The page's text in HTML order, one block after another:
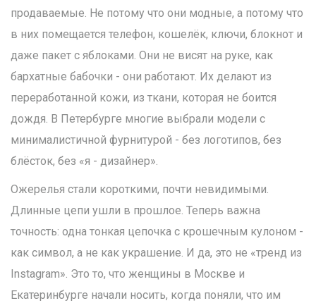
продаваемые. Не потому что они модные, а потому что
в них помещается телефон, кошелёк, ключи, блокнот и
даже пакет с яблоками. Они не висят на руке, как
бархатные бабочки - они работают. Их делают из
переработанной кожи, из ткани, которая не боится
дождя. В Петербурге многие выбрали модели с
минималистичной фурнитурой - без логотипов, без
блёсток, без «я - дизайнер».
Ожерелья стали короткими, почти невидимыми.
Длинные цепи ушли в прошлое. Теперь важна
точность: одна тонкая цепочка с крошечным кулоном -
как символ, а не как украшение. И да, это не «тренд из
Instagram». Это то, что женщины в Москве и
Екатеринбурге начали носить, когда поняли, что им